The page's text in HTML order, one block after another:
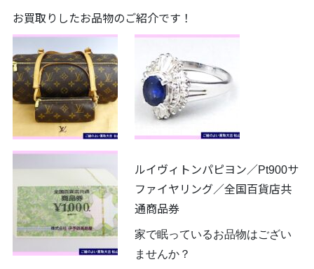
お買取りしたお品物のご紹介です！
ルイヴィトンパピヨン／Pt900サ
ファイヤリング／全国百貨店共
通商品券
家で眠っているお品物はござい
ませんか？